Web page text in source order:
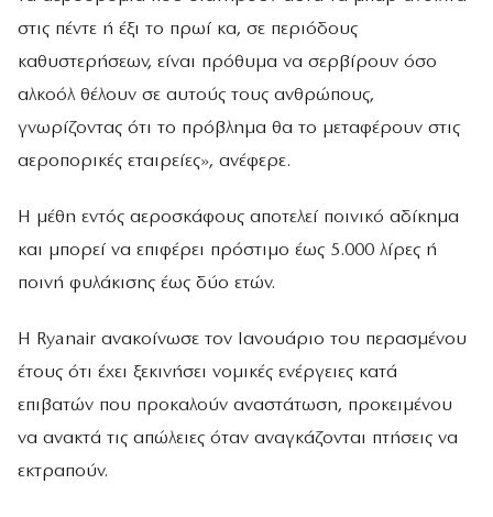
στις πέντε ή έξι το πρωί κα, σε περιόδους
καθυστερήσεων, είναι πρόθυμα να σερβίρουν όσο
αλκοόλ θέλουν σε αυτούς τους ανθρώπους,
γνωρίζοντας ότι το πρόβλημα θα το μεταφέρουν στις
αεροπορικές εταιρείες», ανέφερε.
Η μέθη εντός αεροσκάφους αποτελεί ποινικό αδίκημα
και μπορεί να επιφέρει πρόστιμο έως 5.000 λίρες ή
ποινή φυλάκισης έως δύο ετών.
Η Ryanair ανακοίνωσε τον Ιανουάριο του περασμένου
έτους ότι έχει ξεκινήσει νομικές ενέργειες κατά
επιβατών που προκαλούν αναστάτωση, προκειμένου
να ανακτά τις απώλειες όταν αναγκάζονται πτήσεις να
εκτραπούν.